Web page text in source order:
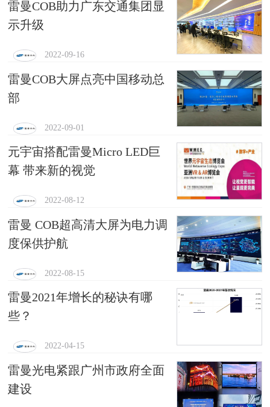
雷曼COB助力广东交通集团显
示升级
2022-09-16
雷曼COB大屏点亮中国移动总
部
2022-09-01
元宇宙搭配雷曼Micro LED巨
幕 带来新的视觉
2022-08-12
雷曼 COB超高清大屏为电力调
度保供护航
2022-08-15
雷曼2021年增长的秘诀有哪
些？
2022-04-15
雷曼光电紧跟广州市政府全面
建设